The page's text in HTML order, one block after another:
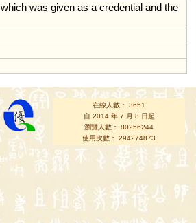
which was given as a credential and the
在線人數： 3651
自 2014 年 7 月 8 日起
瀏覽人數： 80256244
使用次數： 294274873